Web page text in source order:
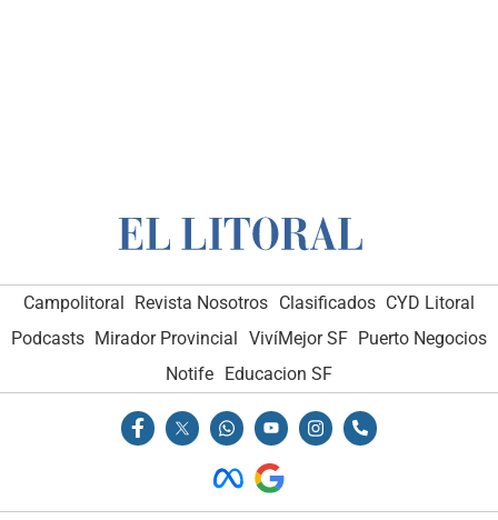
Campolitoral Revista Nosotros Clasificados CYD Litoral
Podcasts Mirador Provincial VivíMejor SF Puerto Negocios
Notife Educacion SF